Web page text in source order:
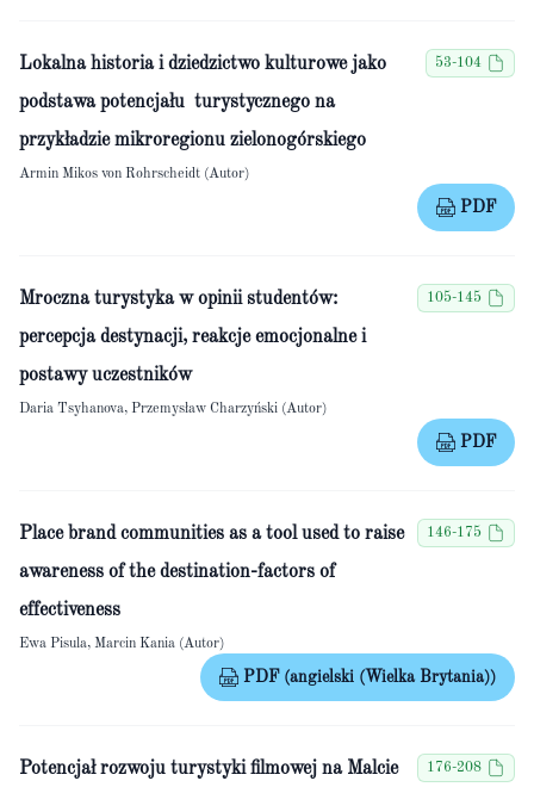
Lokalna historia i dziedzictwo kulturowe jako
podstawa potencjału turystycznego na
przykładzie mikroregionu zielonogórskiego
53-104
Armin Mikos von Rohrscheidt (Autor)
PDF
Mroczna turystyka w opinii studentów:
percepcja destynacji, reakcje emocjonalne i
postawy uczestników
105-145
Daria Tsyhanova, Przemysław Charzyński (Autor)
PDF
Place brand communities as a tool used to raise
awareness of the destination-factors of
effectiveness
146-175
Ewa Pisula, Marcin Kania (Autor)
PDF (angielski (Wielka Brytania))
Potencjał rozwoju turystyki filmowej na Malcie
176-208